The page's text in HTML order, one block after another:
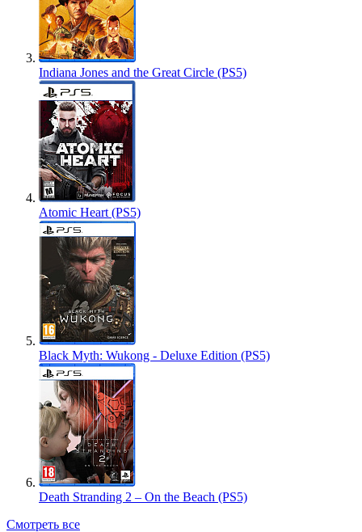
Indiana Jones and the Great Circle (PS5)
Atomic Heart (PS5)
Black Myth: Wukong - Deluxe Edition (PS5)
Death Stranding 2 – On the Beach (PS5)
Смотреть все